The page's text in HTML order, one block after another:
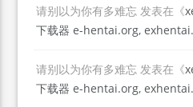
请别以为你有多难忘 发表在《
下载器 e-hentai.org,
请别以为你有多难忘 发表在《
下载器 e-hentai.org,